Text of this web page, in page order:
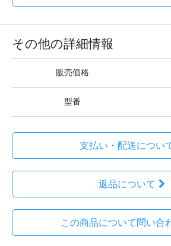
その他の詳細情報
販売価格
型番
支払い・配送につい
返品について
この商品について問い合